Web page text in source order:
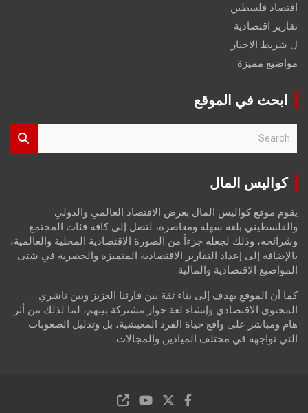
اقتصاد فلسطين
تقارير اقتصادية
ل شريط الاخبار
مواضيع مميزة
ابحث في الموقع
r
كواليس المال
يقوم موقع كواليس المال بعرض الاقتصاد العالمي والدولي
والفلسطيني بلغة سهلة ومعاصرة، لتصل إلى كافة فئات المجتمع
وشرائحه، وذلك لجعله جزءاً من الصورة الاقتصادية المحلية والعالمية،
بالإضافة إلى إعداد التقارير الاقتصادية المتميزة والحصرية في شتى
المواضيع الاقتصادية والمالية.
كما أن الموقع يهدف إلى بناء ثقة بين قارئنا العزيز وبين ناشري
المحتوى الاقتصادي وإنشاء لغة حوار مشتركة بينهم، لما لذلك من أثر
هام ومباشر على واقع حياة الفرد المعيشية، بل وتذليل الصعوبات
التي تواجهه في مختلف الميادين والمجالات.